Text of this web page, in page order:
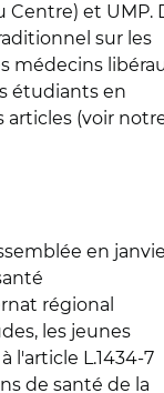
et UMP.
sur les
médecins
étudiants en
articles (voir
en
régional
les jeunes
l'article L.1434-7
de santé de la